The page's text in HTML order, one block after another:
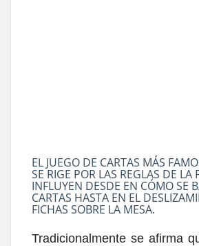
EL JUEGO DE CARTAS MÁS
SE RIGE POR LAS REGLAS DE LA
INFLUYEN DESDE EN CÓMO SE
CARTAS HASTA EN EL
FICHAS SOBRE LA MESA.
Tradicionalmente se afirma